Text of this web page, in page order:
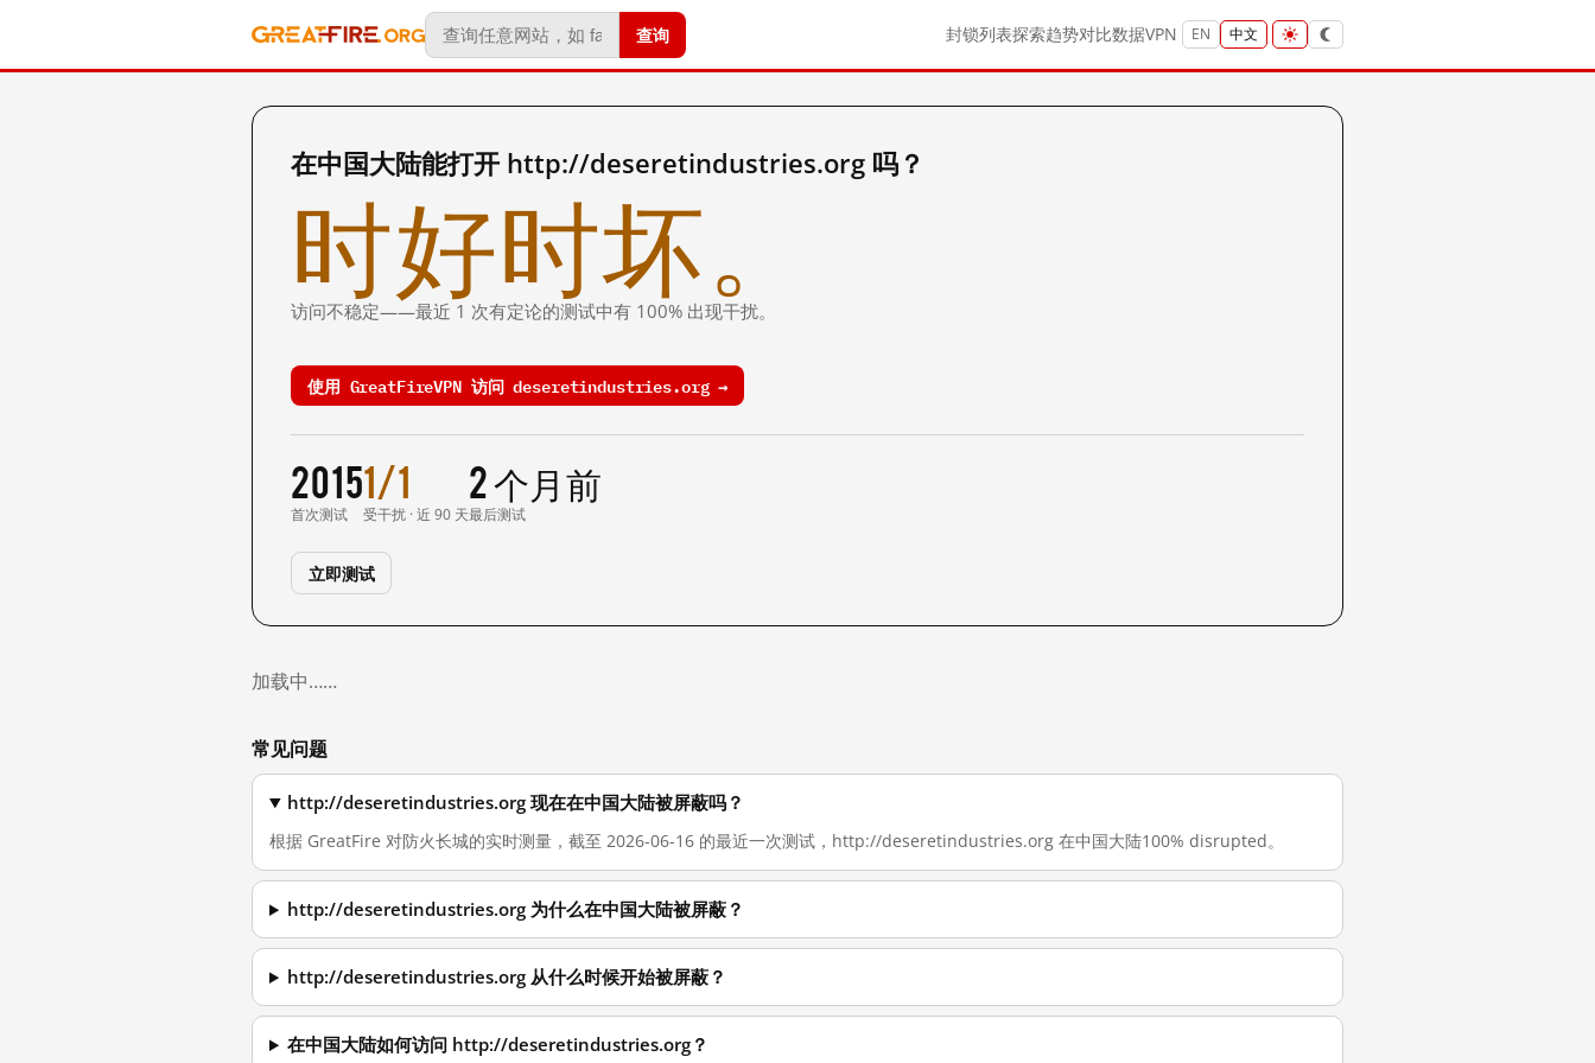
查询 封锁列表探索趋势对比数据VPN EN 中文
在中国大陆能打开 http://deseretindustries.org 吗？
时好时坏。
访问不稳定——最近 1 次有定论的测试中有 100% 出现干扰。
使用 GreatFireVPN 访问 deseretindustries.org →
2015
首次测试
1/1
受干扰 · 近 90 天
2 个月前
最后测试
立即测试
加载中……
常见问题
http://deseretindustries.org 现在在中国大陆被屏蔽吗？
根据 GreatFire 对防火长城的实时测量，截至 2026-06-16 的最近一次测试，http://deseretindustries.org 在中国大陆100% disrupted。
http://deseretindustries.org 为什么在中国大陆被屏蔽？
http://deseretindustries.org 从什么时候开始被屏蔽？
在中国大陆如何访问 http://deseretindustries.org？